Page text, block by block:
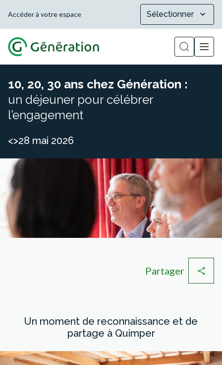
Accéder à votre espace Sélectionner
Afficher la
10, 20, 30 ans chez Génération :
un déjeuner pour célébrer
l’engagement
<>28 mai 2026
Partager
Un moment de reconnaissance et de
partage à Quimper